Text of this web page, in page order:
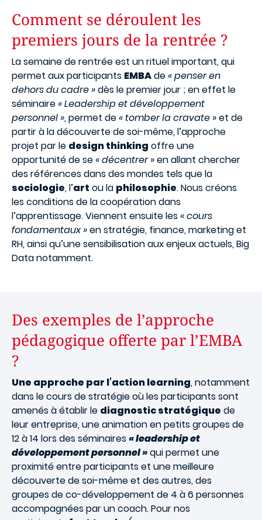
Comment se déroulent les
premiers jours de la rentrée ?
La semaine de rentrée est un rituel important, qui
permet aux participants EMBAde« penser en
dehors du cadre »dès le premier jour ; en effet le
séminaire« Leadership et développement
personnel », permet de« tomber la cravate »et de
partir à la découverte de soi-même, l’approche
projet par le design thinking offre une
opportunité de se« décentrer »en allant chercher
des références dans des mondes tels que la
sociologie, l’art ou la philosophie. Nous créons
les conditions de la coopération dans
l’apprentissage. Viennent ensuite les« cours
fondamentaux »en stratégie, finance, marketing et
RH, ainsi qu’une sensibilisation aux enjeux actuels, Big
Data notamment.
Des exemples de l’approche
pédagogique offerte par l’EMBA
?
Une approche par l’action learning, notamment
dans le cours de stratégie où les participants sont
amenés à établir le diagnostic stratégique de
leur entreprise, une animation en petits groupes de
12 à 14 lors des séminaires« leadership et
développement personnel »qui permet une
proximité entre participants et une meilleure
découverte de soi-même et des autres, des
groupes de co-développement de 4 à 6 personnes
accompagnées par un coach. Pour nos